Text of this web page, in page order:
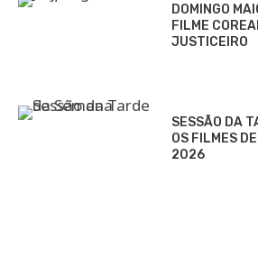
DOMINGO
FILME
JUSTICEIRO
SESSÃO DA
OS FILMES
2026